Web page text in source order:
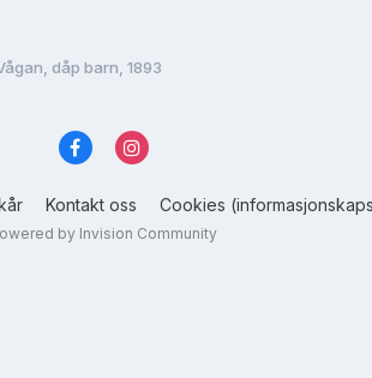
dåp barn, 1893
Kontakt oss Cookies
by Invision Community